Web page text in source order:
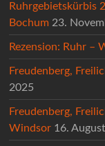
Ruhrgebietskürbis
Bochum 23.
Rezension: Ruhr –
Freudenberg,
2025
Freudenberg,
Windsor 16.